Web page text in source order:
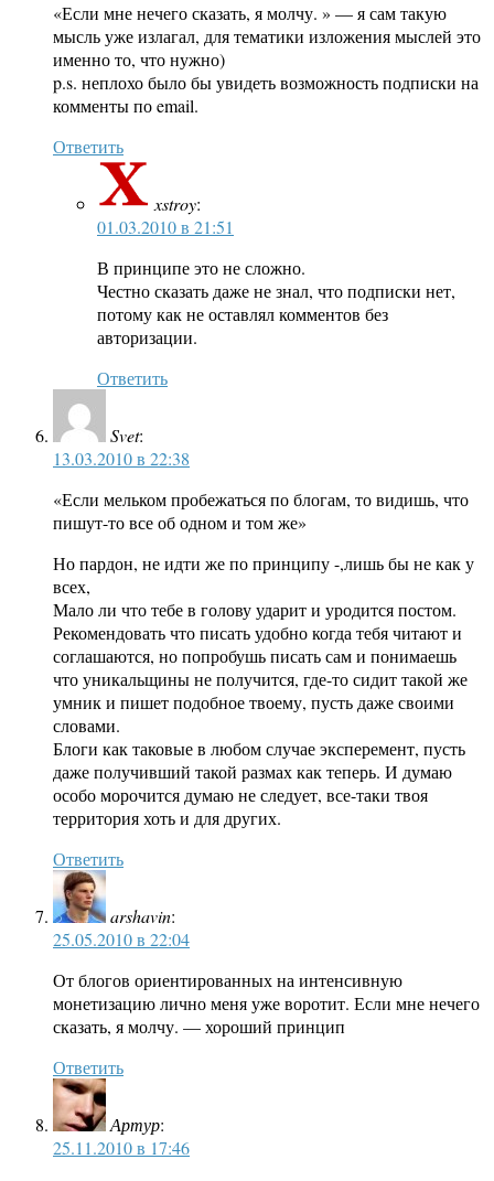
«Если мне нечего сказать, я молчу. » — я сам такую
мысль уже излагал, для тематики изложения мыслей это
именно то, что нужно)
p.s. неплохо было бы увидеть возможность подписки на
комменты по email.
Ответить
xstroy:
01.03.2010 в 21:51
В принципе это не сложно.
Честно сказать даже не знал, что подписки нет,
потому как не оставлял комментов без
авторизации.
Ответить
Svet:
13.03.2010 в 22:38
«Если мельком пробежаться по блогам, то видишь, что
пишут-то все об одном и том же»
Но пардон, не идти же по принципу -,лишь бы не как у
всех,
Мало ли что тебе в голову ударит и уродится постом.
Рекомендовать что писать удобно когда тебя читают и
соглашаются, но попробушь писать сам и понимаешь
что уникальщины не получится, где-то сидит такой же
умник и пишет подобное твоему, пусть даже своими
словами.
Блоги как таковые в любом случае эксперемент, пусть
даже получивший такой размах как теперь. И думаю
особо морочится думаю не следует, все-таки твоя
территория хоть и для других.
Ответить
arshavin:
25.05.2010 в 22:04
От блогов ориентированных на интенсивную
монетизацию лично меня уже воротит. Если мне нечего
сказать, я молчу. — хороший принцип
Ответить
Артур:
25.11.2010 в 17:46